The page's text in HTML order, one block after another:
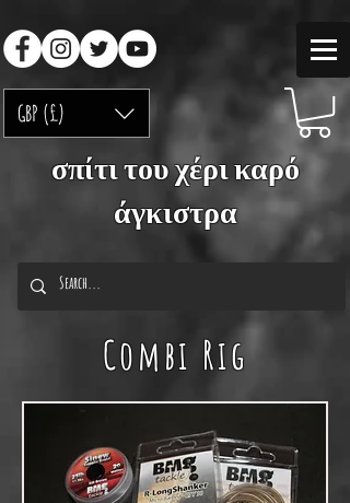
GBP (£)
σπίτι του χέρι καρό
άγκιστρα
Combi Rig